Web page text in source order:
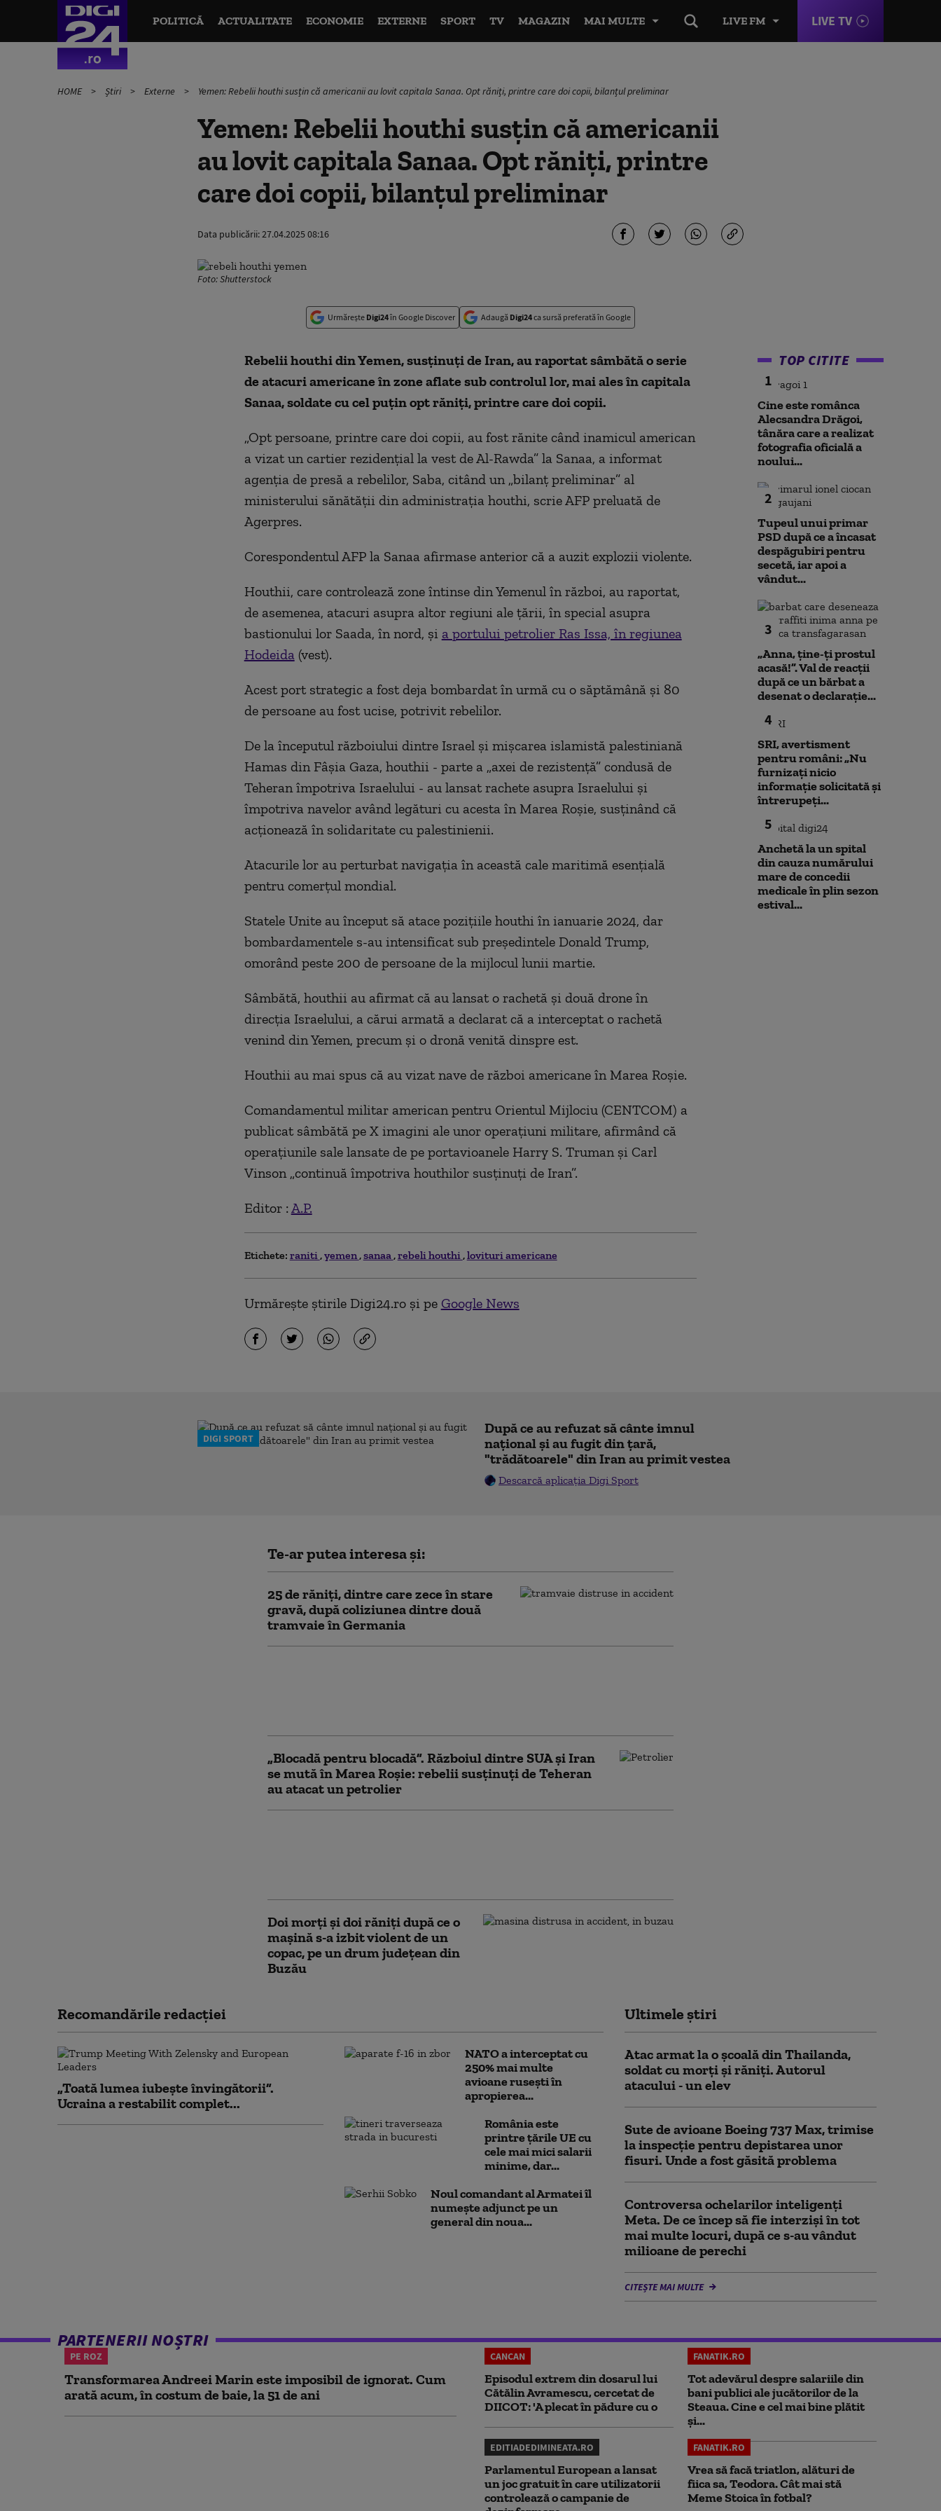
LIVE FM LIVE TV
POLITICĂ ACTUALITATE ECONOMIE EXTERNE SPORT TV MAGAZIN MAI MULTE
HOME Știri Externe Yemen: Rebelii houthi susțin că americanii au lovit capitala Sanaa. Opt răniți, printre care doi copii, bilanțul preliminar
Yemen: Rebelii houthi susțin că americanii
au lovit capitala Sanaa. Opt răniți, printre
care doi copii, bilanțul preliminar
Data publicării:27.04.2025 08:16
Foto: Shutterstock
Urmărește Digi24în Google Discover Adaugă Digi24ca sursă preferată în Google
Rebelii houthi din Yemen, susţinuţi de Iran, au raportat sâmbătă o serie
de atacuri americane în zone aflate sub controlul lor, mai ales în capitala
Sanaa, soldate cu cel puţin opt răniţi, printre care doi copii.
„Opt persoane, printre care doi copii, au fost rănite când inamicul american
a vizat un cartier rezidenţial la vest de Al-Rawda” la Sanaa, a informat
agenţia de presă a rebelilor, Saba, citând un „bilanţ preliminar” al
ministerului sănătăţii din administraţia houthi, scrie AFP preluată de
Agerpres.
Corespondentul AFP la Sanaa afirmase anterior că a auzit explozii violente.
Houthii, care controlează zone întinse din Yemenul în război, au raportat,
de asemenea, atacuri asupra altor regiuni ale ţării, în special asupra
bastionului lor Saada, în nord, şi a portului petrolier Ras Issa, în regiunea
Hodeida(vest).
Acest port strategic a fost deja bombardat în urmă cu o săptămână şi 80
de persoane au fost ucise, potrivit rebelilor.
De la începutul războiului dintre Israel şi mişcarea islamistă palestiniană
Hamas din Fâşia Gaza, houthii - parte a „axei de rezistenţă” condusă de
Teheran împotriva Israelului - au lansat rachete asupra Israelului şi
împotriva navelor având legături cu acesta în Marea Roşie, susţinând că
acţionează în solidaritate cu palestinienii.
Atacurile lor au perturbat navigaţia în această cale maritimă esenţială
pentru comerţul mondial.
Statele Unite au început să atace poziţiile houthi în ianuarie 2024, dar
bombardamentele s-au intensificat sub preşedintele Donald Trump,
omorând peste 200 de persoane de la mijlocul lunii martie.
Sâmbătă, houthii au afirmat că au lansat o rachetă şi două drone în
direcţia Israelului, a cărui armată a declarat că a interceptat o rachetă
venind din Yemen, precum şi o dronă venită dinspre est.
Houthii au mai spus că au vizat nave de război americane în Marea Roşie.
Comandamentul militar american pentru Orientul Mijlociu (CENTCOM) a
publicat sâmbătă pe X imagini ale unor operaţiuni militare, afirmând că
operaţiunile sale lansate de pe portavioanele Harry S. Truman şi Carl
Vinson „continuă împotriva houthilor susţinuţi de Iran”.
Editor : A.P.
Etichete: raniti yemen sanaa rebeli houthi lovituri americane
Urmărește știrile Digi24.ro și pe Google News
TOP CITITE
1
Cine este românca
Alecsandra Drăgoi,
tânăra care a realizat
fotografia oficială a
noului...
2
Tupeul unui primar
PSD după ce a încasat
despăgubiri pentru
secetă, iar apoi a
vândut...
3
„Anna, ţine-ţi prostul
acasă!”. Val de reacții
după ce un bărbat a
desenat o declarație...
4
SRI, avertisment
pentru români: „Nu
furnizați nicio
informație solicitată și
întrerupeți...
5
Anchetă la un spital
din cauza numărului
mare de concedii
medicale în plin sezon
estival...
DIGI SPORT
După ce au refuzat să cânte imnul
naţional şi au fugit din ţară,
"trădătoarele" din Iran au primit vestea
Descarcă aplicația Digi Sport
Te-ar putea interesa și:
25 de răniţi, dintre care zece în stare
gravă, după coliziunea dintre două
tramvaie în Germania
„Blocadă pentru blocadă”. Războiul dintre SUA și Iran
se mută în Marea Roșie: rebelii susținuți de Teheran
au atacat un petrolier
Doi morţi şi doi răniţi după ce o
maşină s-a izbit violent de un
copac, pe un drum județean din
Buzău
Recomandările redacţiei
„Toată lumea iubește învingătorii”.
Ucraina a restabilit complet...
NATO a interceptat cu
250% mai multe
avioane rusești în
apropierea...
România este
printre țările UE cu
cele mai mici salarii
minime, dar...
Noul comandant al Armatei îl
numește adjunct pe un
general din noua...
Ultimele știri
Atac armat la o şcoală din Thailanda,
soldat cu morţi şi răniţi. Autorul
atacului - un elev
Sute de avioane Boeing 737 Max, trimise
la inspecție pentru depistarea unor
fisuri. Unde a fost găsită problema
Controversa ochelarilor inteligenți
Meta. De ce încep să fie interziși în tot
mai multe locuri, după ce s-au vândut
milioane de perechi
CITEȘTE MAI MULTE
PARTENERII NOȘTRI
PE ROZ
Transformarea Andreei Marin este imposibil de ignorat. Cum
arată acum, în costum de baie, la 51 de ani
CANCAN
Episodul extrem din dosarul lui
Cătălin Avramescu, cercetat de
DIICOT: 'A plecat în pădure cu o
FANATIK.RO
Tot adevărul despre salariile din
bani publici ale jucătorilor de la
Steaua. Cine e cel mai bine plătit
și...
EDITIADEDIMINEATA.RO
Parlamentul European a lansat
un joc gratuit în care utilizatorii
controlează o campanie de
FANATIK.RO
Vrea să facă triatlon, alături de
fiica sa, Teodora. Cât mai stă
Meme Stoica în fotbal?